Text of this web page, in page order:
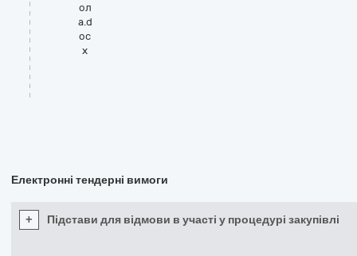
ол
а.d
oc
x
Електронні тендерні вимоги
+ Підстави для відмови в участі у процедурі закупівлі